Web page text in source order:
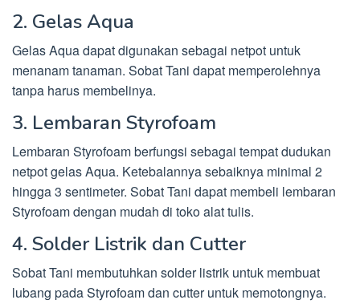
2. Gelas Aqua
Gelas Aqua dapat digunakan sebagai netpot untuk
menanam tanaman. Sobat Tani dapat memperolehnya
tanpa harus membelinya.
3. Lembaran Styrofoam
Lembaran Styrofoam berfungsi sebagai tempat dudukan
netpot gelas Aqua. Ketebalannya sebaiknya minimal 2
hingga 3 sentimeter. Sobat Tani dapat membeli lembaran
Styrofoam dengan mudah di toko alat tulis.
4. Solder Listrik dan Cutter
Sobat Tani membutuhkan solder listrik untuk membuat
lubang pada Styrofoam dan cutter untuk memotongnya.